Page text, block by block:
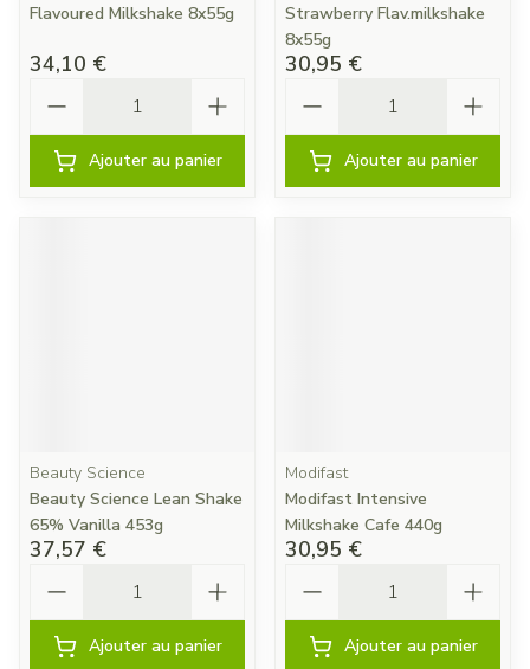
Flavoured Milkshake 8x55g
34,10 €
Ajouter au panier
Strawberry Flav.milkshake
8x55g
30,95 €
Ajouter au panier
Beauty Science
Beauty Science Lean Shake
65% Vanilla 453g
37,57 €
Ajouter au panier
Modifast
Modifast Intensive
Milkshake Cafe 440g
30,95 €
Ajouter au panier